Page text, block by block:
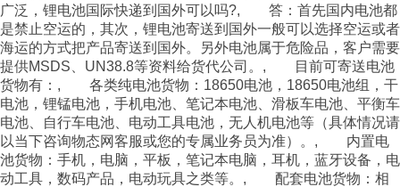
广泛，锂电池国际快递到国外可以吗?, 答：首先国内电池都
是禁止空运的，其次，锂电池寄送到国外一般可以选择空运或者
海运的方式把产品寄送到国外。另外电池属于危险品，客户需要
提供MSDS、UN38.8等资料给货代公司。, 目前可寄送电池
货物有：, 各类纯电池货物：18650电池，18650电池组，干
电池，锂锰电池，手机电池、笔记本电池、滑板车电池、平衡车
电池、自行车电池、电动工具电池，无人机电池等（具体情况请
以当下咨询物态网客服或您的专属业务员为准）。, 内置电
池货物：手机，电脑，平板，笔记本电脑，耳机，蓝牙设备，电
动工具，数码产品，电动玩具之类等。, 配套电池货物：相